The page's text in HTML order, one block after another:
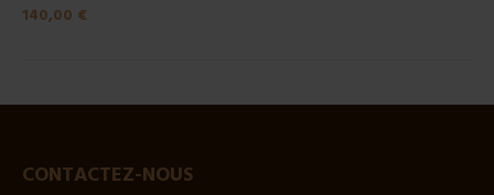
140,00 €
CONTACTEZ-NOUS